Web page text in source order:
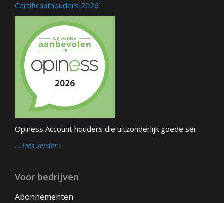
Certificaathouders 2026
Opiness Account houders die uitzonderlijk goede ser
… lees verder
Voor bedrijven
Abonnementen